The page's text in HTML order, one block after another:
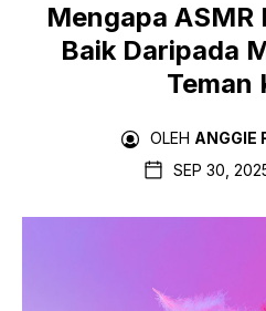
Mengapa ASMR
Baik Daripada
Teman
OLEH ANGGIE
SEP 30,